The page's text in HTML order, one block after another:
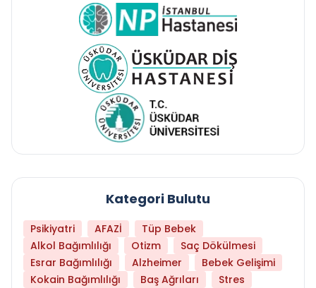
Kategori Bulutu
Psikiyatri AFAZİ
Tüp Bebek
Alkol Bağımlılığı
Otizm
Saç Dökülmesi
Esrar Bağımlılığı
Alzheimer
Bebek Gelişimi
Kokain Bağımlılığı
Baş Ağrıları
Stres